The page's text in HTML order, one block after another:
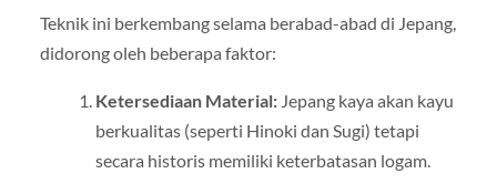
Teknik ini berkembang selama berabad-abad di Jepang,
didorong oleh beberapa faktor:
Ketersediaan Material:Jepang kaya akan kayu
berkualitas (seperti Hinoki dan Sugi) tetapi
secara historis memiliki keterbatasan logam.